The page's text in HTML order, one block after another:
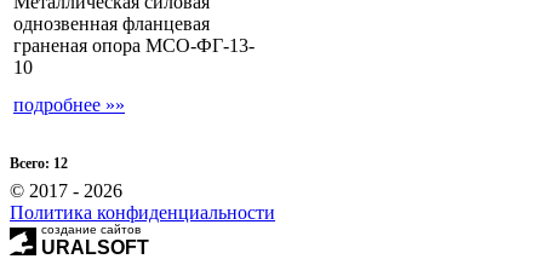
однозвенная фланцевая
граненая опора МСО-ФГ-13-
10
подробнее »»
Всего: 12
© 2017 - 2026
Политика конфиденциальности
создание сайтов
URALSOFT